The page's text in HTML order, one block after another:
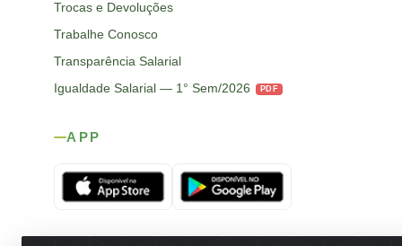
Trocas e Devoluções
Trabalhe Conosco
Transparência Salarial
Igualdade Salarial — 1° Sem/2026
PDF
APP